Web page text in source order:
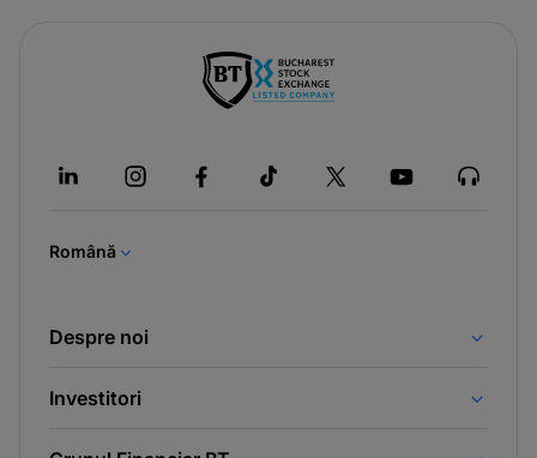
a
Română
Despre noi
Investitori